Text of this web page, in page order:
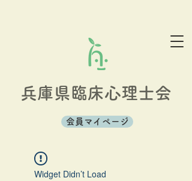
兵庫県臨床心理士会
会員マイページ
Widget Didn’t Load